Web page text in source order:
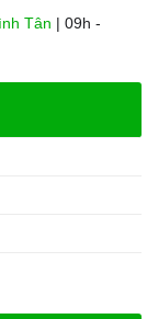
Tân | 09h -